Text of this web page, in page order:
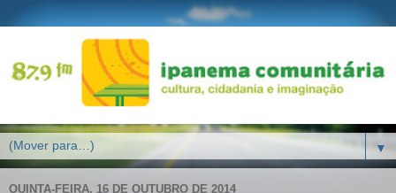
▼
QUINTA-FEIRA, 16 DE OUTUBRO DE 2014